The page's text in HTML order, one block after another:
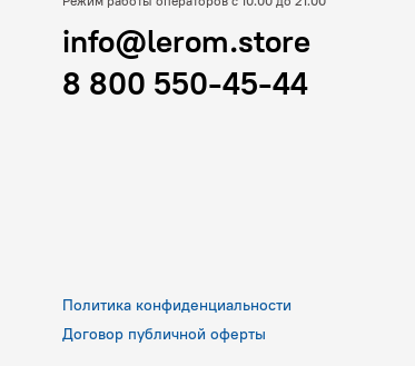
info@lerom.store
8 800 550-45-44
Политика конфиденциальности
Договор публичной оферты